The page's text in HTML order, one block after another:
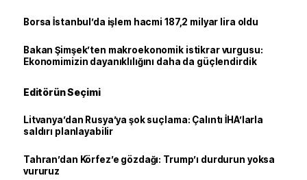
Borsa İstanbul’da işlem hacmi 187,2 milyar lira oldu
Bakan Şimşek’ten makroekonomik istikrar vurgusu:
Ekonomimizin dayanıklılığını daha da güçlendirdik
Editörün Seçimi
Litvanya’dan Rusya’ya şok suçlama: Çalıntı İHA’larla
saldırı planlayabilir
Tahran’dan Körfez’e gözdağı: Trump’ı durdurun yoksa
vururuz